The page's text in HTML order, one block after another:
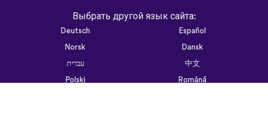
Выбрать другой язык сайта:
Deutsch Español
Norsk Dansk
עברית 中文
Polski Română